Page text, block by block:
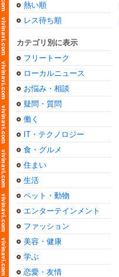
熱い順
レス待ち順
カテゴリ別に表示
フリートーク
ローカルニュース
お悩み・相談
疑問・質問
働く
IT・テクノロジー
食・グルメ
住まい
生活
ペット・動物
エンターテインメント
ファッション
美容・健康
学ぶ
恋愛・友情